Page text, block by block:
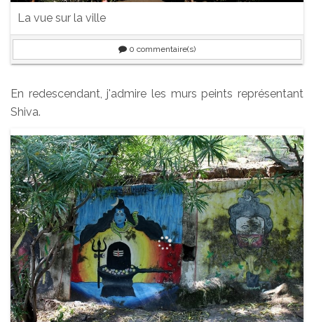
La vue sur la ville
0 commentaire(s)
En redescendant, j'admire les murs peints représentant
Shiva.